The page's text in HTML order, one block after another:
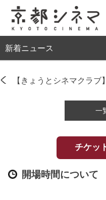
新着ニュース
寺佐渡子の世... 京都シネ
一
チケッ
開場時間について